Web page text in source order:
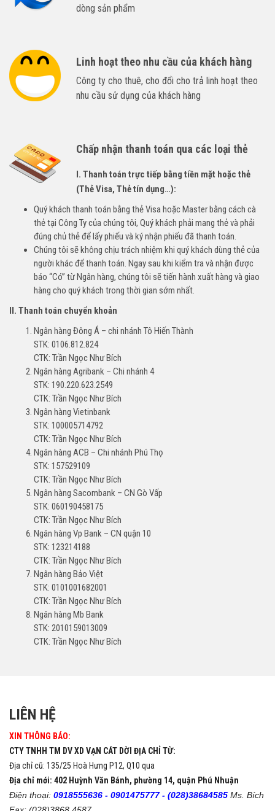
dòng sản phẩm
Linh hoạt theo nhu cầu của khách hàng
Công ty cho thuê, cho đổi cho trả linh hoạt theo
nhu cầu sử dụng của khách hàng
Chấp nhận thanh toán qua các loại thẻ
I. Thanh toán trực tiếp bằng tiền mặt hoặc thẻ
(Thẻ Visa, Thẻ tín dụng…):
Quý khách thanh toán bằng thẻ Visa hoặc Master bằng cách cà
thẻ tại Công Ty của chúng tôi, Quý khách phải mang thẻ và phải
đúng chủ thẻ để lấy phiếu và ký nhận phiếu đã thanh toán.
Chúng tôi sẽ không chịu trách nhiệm khi quý khách dùng thẻ của
người khác để thanh toán. Ngay sau khi kiểm tra và nhận được
báo “Có” từ Ngân hàng, chúng tôi sẽ tiến hành xuất hàng và giao
hàng cho quý khách trong thời gian sớm nhất.
II. Thanh toán chuyển khoản
Ngân hàng Đông Á – chi nhánh Tô Hiến Thành
STK: 0106.812.824
CTK: Trần Ngọc Như Bích
Ngân hàng Agribank – Chi nhánh 4
STK: 190.220.623.2549
CTK: Trần Ngọc Như Bích
Ngân hàng Vietinbank
STK: 100005714792
CTK: Trần Ngọc Như Bích
Ngân hàng ACB – Chi nhánh Phú Thọ
STK: 157529109
CTK: Trần Ngọc Như Bích
Ngân hàng Sacombank – CN Gò Vấp
STK: 060190458175
CTK: Trần Ngọc Như Bích
Ngân hàng Vp Bank – CN quận 10
STK: 123214188
CTK: Trần Ngọc Như Bích
Ngân hàng Bảo Việt
STK: 0101001682001
CTK: Trần Ngọc Như Bích
Ngân hàng Mb Bank
STK: 2010159013009
CTK: Trần Ngọc Như Bích
LIÊN HỆ
XIN THÔNG BÁO:
CTY TNHH TM DV XD VẠN CÁT DỜI ĐỊA CHỈ TỪ:
Địa chỉ cũ: 135/25 Hoà Hưng P12, Q10 qua
Địa chỉ mới: 402 Huỳnh Văn Bánh, phường 14, quận Phú Nhuận
Điện thoại: 0918555636 - 0901475777 - (028)38684585 Ms. Bích